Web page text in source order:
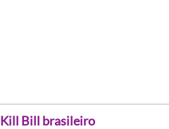
Kill Bill brasileiro